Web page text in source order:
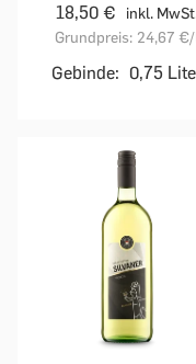
18,50 €
inkl.
Grundpreis: 24,67 €
Gebinde: 0,75